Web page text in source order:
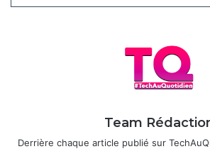
minimum de 16 Go de mémoire unifiée
15.5 ou ultérieur. Des préréglages
jeu exploite l’API Metal d’Apple, avec
Team
Derrière chaque article publié sur